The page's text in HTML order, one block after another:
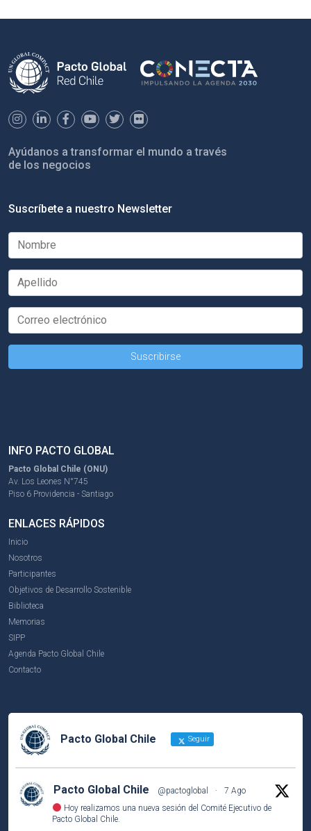
Ayúdanos a transformar el mundo a través
de los negocios
Suscríbete a nuestro Newsletter
INFO PACTO GLOBAL
Pacto Global Chile (ONU)
Av. Los Leones N°745
Piso 6 Providencia - Santiago
ENLACES RÁPIDOS
Inicio
Nosotros
Participantes
Objetivos de Desarrollo Sostenible
Biblioteca
Memorias
SIPP
Agenda Pacto Global Chile
Contacto
Pacto Global Chile Seguir
Pacto Global Chile @pactoglobal ·
7 Ago
Hoy realizamos una nueva sesión del Comité Ejecutivo de
Pacto Global Chile.